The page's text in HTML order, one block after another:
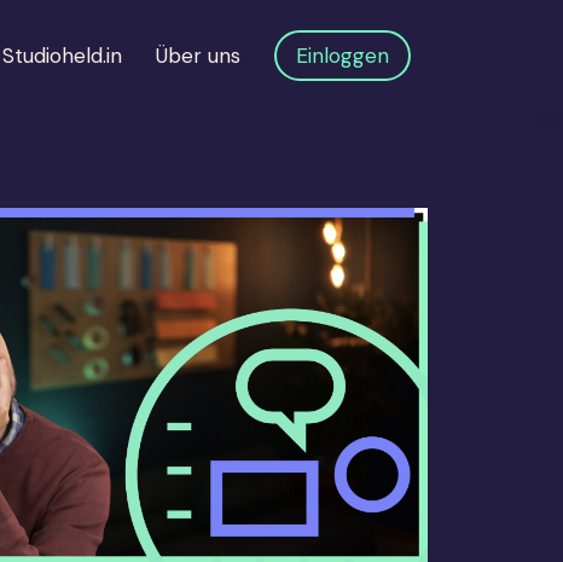
Studioheld.in Über uns Einloggen